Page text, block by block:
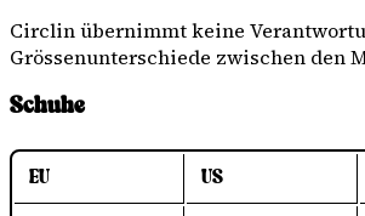
Circlin übernimmt keine
Grössenunterschiede zwischen den
Schuhe
EU US